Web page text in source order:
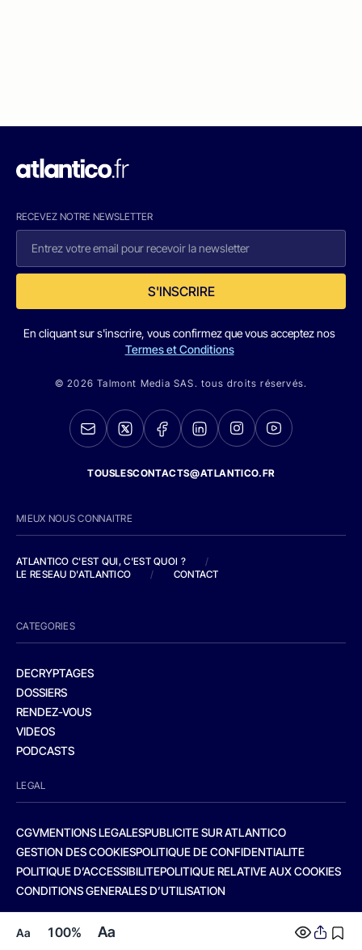
Aa 100% Aa
RECEVEZ NOTRE NEWSLETTER
S'INSCRIRE
En cliquant sur s'inscrire, vous confirmez que vous acceptez nos
Termes et Conditions
© 2026 Talmont Media SAS. tous droits réservés.
TOUSLESCONTACTS@ATLANTICO.FR
MIEUX NOUS CONNAITRE
ATLANTICO C'EST QUI, C'EST QUOI ?
/
LE RESEAU D'ATLANTICO
/ CONTACT
CATEGORIES
DECRYPTAGES
DOSSIERS
RENDEZ-VOUS
VIDEOS
PODCASTS
LEGAL
CGVMENTIONS LEGALESPUBLICITE SUR ATLANTICO
GESTION DES COOKIESPOLITIQUE DE CONFIDENTIALITE
POLITIQUE D’ACCESSIBILITEPOLITIQUE RELATIVE AUX COOKIES
CONDITIONS GENERALES D’UTILISATION